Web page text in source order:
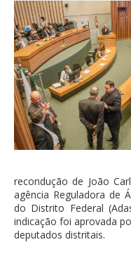
recondução de João
agência Reguladora de
do Distrito Federal
indicação foi aprovada
deputados distritais.